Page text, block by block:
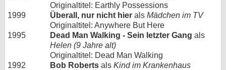
Originaltitel: Earthly Possessions
1999
Überall, nur nicht hier als Mädchen im TV
Originaltitel: Anywhere But Here
1995
Dead Man Walking - Sein letzter Gang als
Helen (9 Jahre alt)
Originaltitel: Dead Man Walking
1992
Bob Roberts als Kind im Krankenhaus